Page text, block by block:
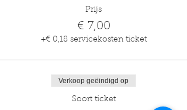
Prijs
€ 7,00
+€ 0,18 servicekosten ticket
Verkoop geëindigd op
Soort ticket